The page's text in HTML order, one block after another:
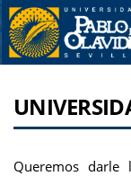
Queremos